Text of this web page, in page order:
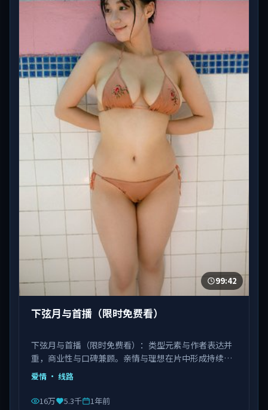
99:42
下弦月与首播（限时免费看）
下弦月与首播（限时免费看）：类型元素与作者表达并
重，商业性与口碑兼顾。亲情与理想在片中形成持续拉
扯。由饶晓志执导，白宇、刘亦菲、肖央等主演，中国
台湾出品，类型为爱情。
爱情 · 线路
16万 5.3千 1年前